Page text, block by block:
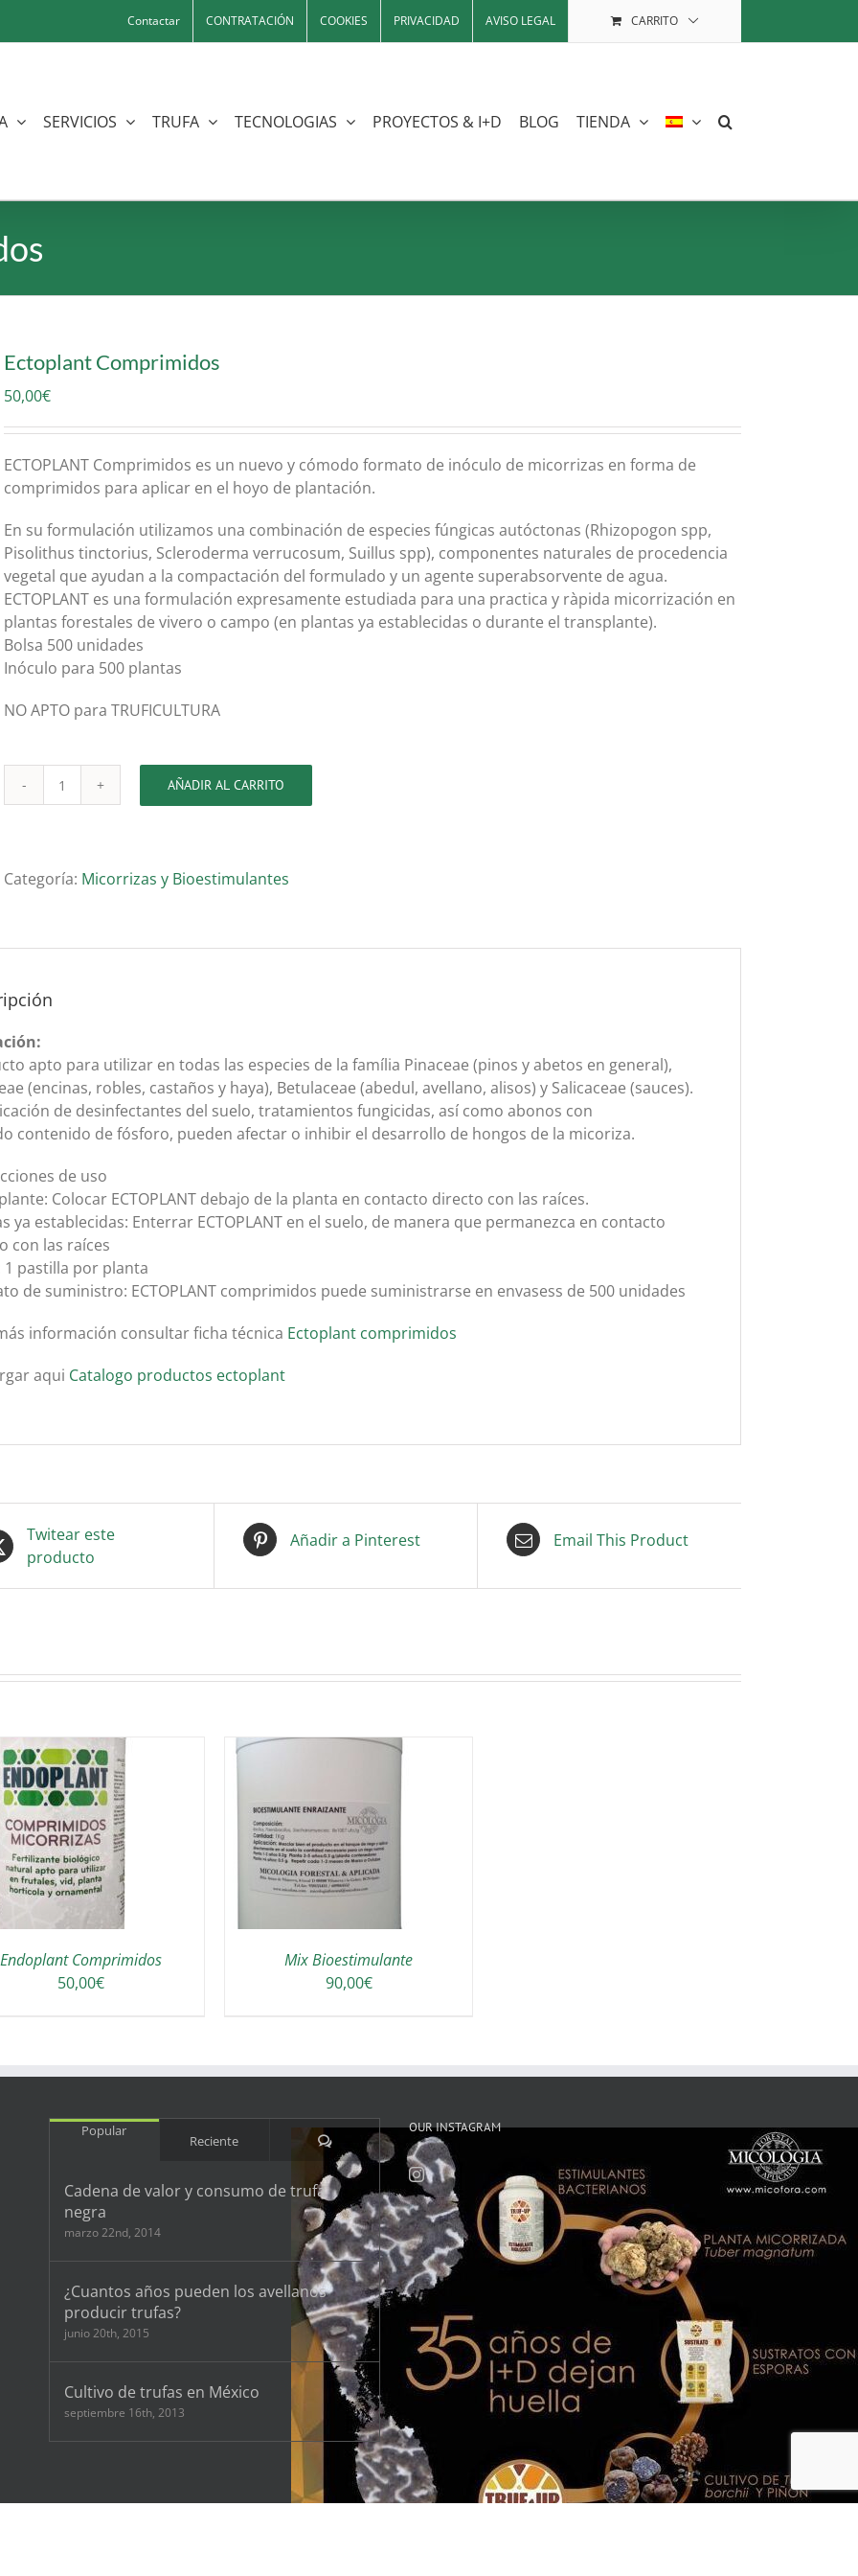
Contactar CONTRATACIÓN COOKIES PRIVACIDAD AVISO LEGAL CARRITO
SERVICIOS TRUFA TECNOLOGIAS PROYECTOS & I+D BLOG TIENDA
Ectoplant Comprimidos
50,00€
ECTOPLANT Comprimidos es un nuevo y cómodo formato de inóculo de micorrizas en forma de
comprimidos para aplicar en el hoyo de plantación.
En su formulación utilizamos una combinación de especies fúngicas autóctonas (Rhizopogon spp,
Pisolithus tinctorius, Scleroderma verrucosum, Suillus spp), componentes naturales de procedencia
vegetal que ayudan a la compactación del formulado y un agente superabsorvente de agua.
ECTOPLANT es una formulación expresamente estudiada para una practica y ràpida micorrización en
plantas forestales de vivero o campo (en plantas ya establecidas o durante el transplante).
Bolsa 500 unidades
Inóculo para 500 plantas
NO APTO para TRUFICULTURA
Ectoplant
AÑADIR AL CARRITO
Categoría: Micorrizas y Bioestimulantes
apto para utilizar en todas las especies de la família Pinaceae (pinos y abetos en general),
(encinas, robles, castaños y haya), Betulaceae (abedul, avellano, alisos) y Salicaceae (sauces).
de desinfectantes del suelo, tratamientos fungicidas, así como abonos con
contenido de fósforo, pueden afectar o inhibir el desarrollo de hongos de la micoriza.
de uso
Colocar ECTOPLANT debajo de la planta en contacto directo con las raíces.
ya establecidas: Enterrar ECTOPLANT en el suelo, de manera que permanezca en contacto
con las raíces
1 pastilla por planta
de suministro: ECTOPLANT comprimidos puede suministrarse en envasess de 500 unidades
información consultar ficha técnica Ectoplant comprimidos
aqui Catalogo productos ectoplant
Twitear este
producto
Añadir a Pinterest Email This Product
Endoplant Comprimidos
50,00€
AÑADIR AL CARRITO
DETALLES
Mix Bioestimulante
90,00€
Popular
Reciente Comentarios
Cadena de valor y consumo de trufa
negra
marzo 22nd, 2014
¿Cuantos años pueden los avellanos
producir trufas?
junio 20th, 2015
Cultivo de trufas en México
septiembre 16th, 2013
OUR INSTAGRAM